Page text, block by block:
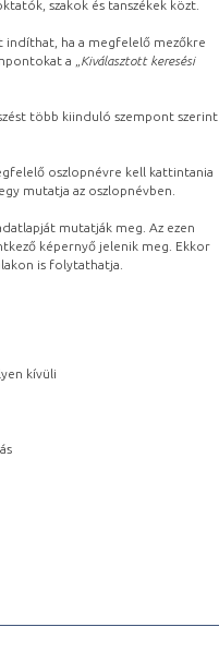
szakok és tanszékek közt.
ha a megfelelő mezőkre
a „ Kiválasztott keresési
több kiinduló szempont szerint
oszlopnévre kell kattintania
mutatja az oszlopnévben.
mutatják meg. Az ezen
képernyő jelenik meg. Ekkor
is folytathatja.
kívüli